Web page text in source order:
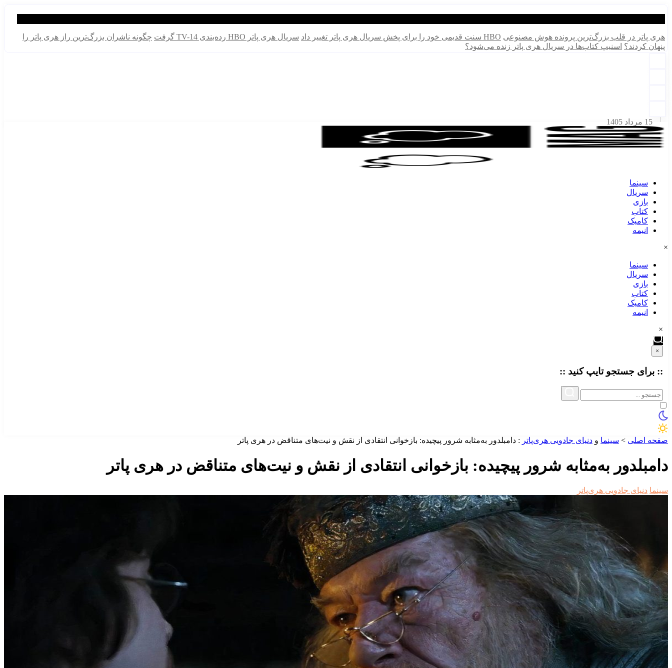
هری پاتر در قلب بزرگ‌ترین پرونده هوش مصنوعی HBO سنت قدیمی خود را برای پخش سریال هری پاتر تغییر داد سریال هری پاتر HBO رده‌بندی TV-14 گرفت
چگونه ناشران بزرگ‌ترین راز هری پاتر را
پنهان کردند؟ اسنیپ کتاب‌ها در سریال هری پاتر زنده می‌شود؟
15 مرداد 1405
سینما
سریال
بازی
کتاب
کامیک
انیمه
×
سینما
سریال
بازی
کتاب
کامیک
انیمه
×
×
:: برای جستجو تایپکنید ::
صفحه اصلی > سینما و دنیای جادویی هری‌پاتر : دامبلدور به‌مثابه شرور پیچیده: بازخوانی انتقادی از نقش و نیت‌های متناقض در هری پاتر
دامبلدور به‌مثابه شرور پیچیده: بازخوانی انتقادی از نقش و نیت‌های متناقض در هری پاتر
سینما دنیای جادویی هری‌پاتر